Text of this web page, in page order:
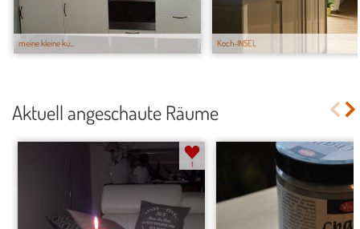
meine kleine kü... Koch-INSEL
Aktuell angeschaute Räume
1